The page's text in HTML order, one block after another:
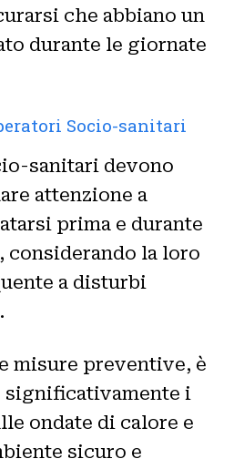
che abbiano un
durante le giornate
Socio-sanitari
sanitari devono
attenzione a
prima e durante
la loro
a disturbi
misure preventive, è
i
ondate di calore e
sicuro e